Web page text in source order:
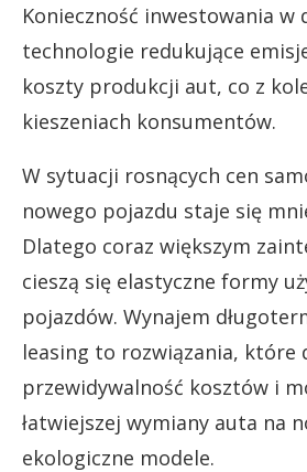
Konieczność inwestowania w
technologie redukujące
koszty produkcji aut, co z
kieszeniach konsumentów.
W sytuacji rosnących cen
nowego pojazdu staje się
Dlatego coraz większym
cieszą się elastyczne formy
pojazdów. Wynajem
leasing to rozwiązania, które
przewidywalność kosztów i
łatwiejszej wymiany auta na
ekologiczne modele.